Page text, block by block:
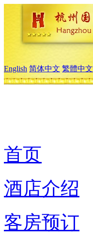
English 简体中文 繁體中文
首页
酒店介绍
客房预订